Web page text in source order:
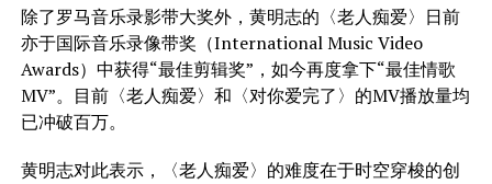
除了罗马音乐录影带大奖外，黄明志的〈老人痴爱〉日前
亦于国际音乐录像带奖（International Music Video
Awards）中获得“最佳剪辑奖”，如今再度拿下“最佳情歌
MV”。目前〈老人痴爱〉和〈对你爱完了〉的MV播放量均
已冲破百万。
黄明志对此表示，〈老人痴爱〉的难度在于时空穿梭的创